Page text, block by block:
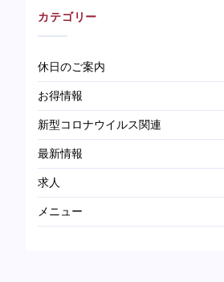
カテゴリー
休日のご案内
お得情報
新型コロナウイルス関連
最新情報
求人
メニュー